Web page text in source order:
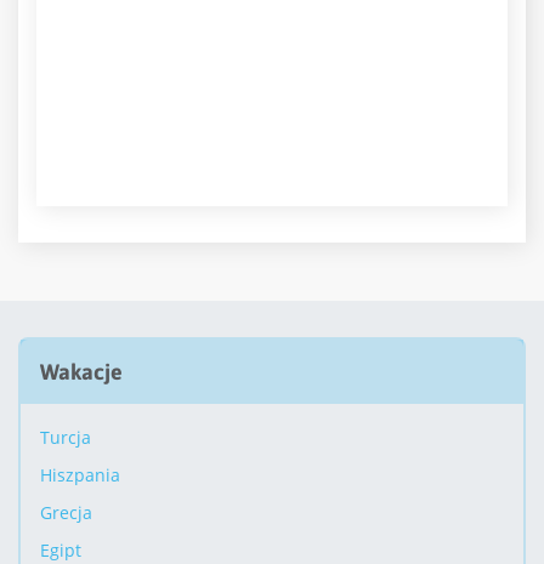
Wakacje
Turcja
Hiszpania
Grecja
Egipt